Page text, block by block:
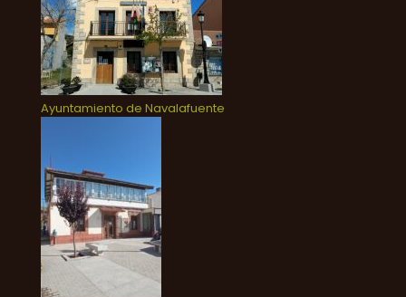
Ayuntamiento de Navalafuente